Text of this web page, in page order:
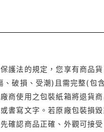
護法的規定，您享有商品
、破損、受潮)且需完整(包
商使用之包裝紙箱將退貨
或書寫文字。若原廠包裝損
確認商品正確、外觀可接